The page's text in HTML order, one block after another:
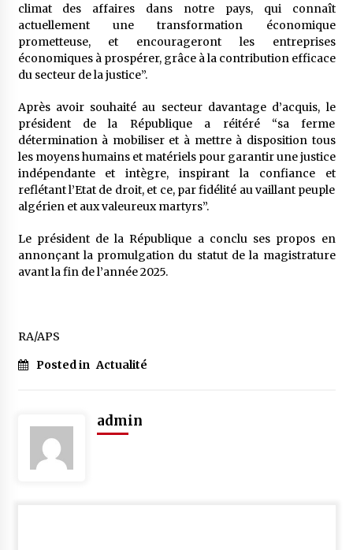
climat des affaires dans notre pays, qui connaît
actuellement une transformation économique
prometteuse, et encourageront les entreprises
économiques à prospérer, grâce à la contribution efficace
du secteur de la justice”.
Après avoir souhaité au secteur davantage d’acquis, le
président de la République a réitéré “sa ferme
détermination à mobiliser et à mettre à disposition tous
les moyens humains et matériels pour garantir une justice
indépendante et intègre, inspirant la confiance et
reflétant l’Etat de droit, et ce, par fidélité au vaillant peuple
algérien et aux valeureux martyrs”.
Le président de la République a conclu ses propos en
annonçant la promulgation du statut de la magistrature
avant la fin de l’année 2025.
RA/APS
Posted in Actualité
admin